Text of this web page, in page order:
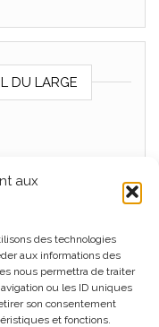
aux
des technologies
aux informations des
nous permettra de traiter
ou les ID uniques
son consentement
et fonctions.
DU LARGE